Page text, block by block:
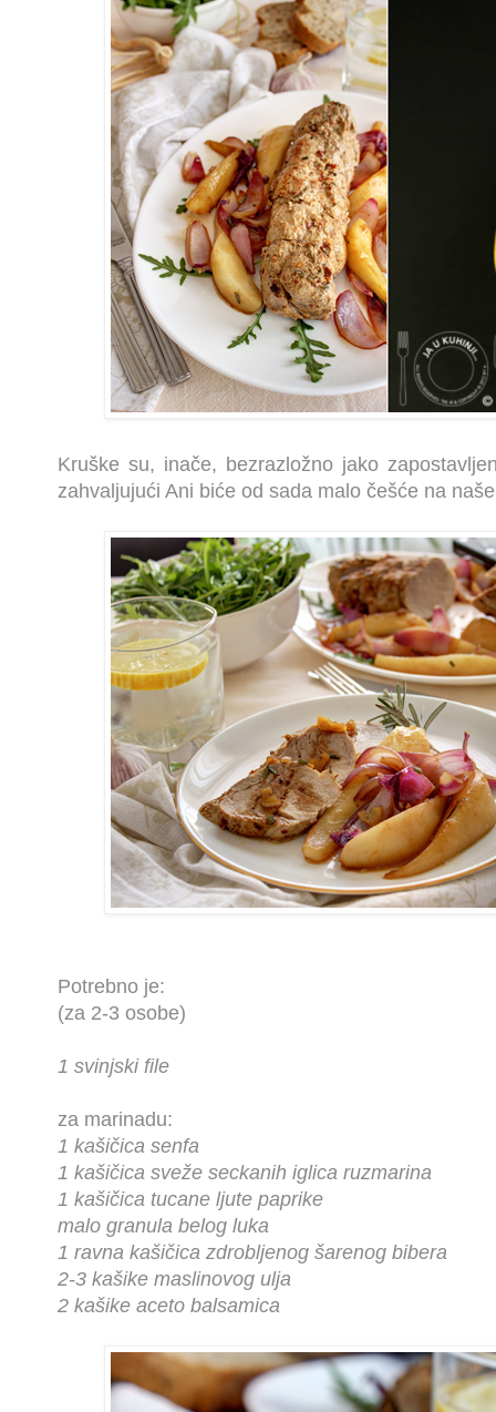
Kruške su, inače, bezrazložno jako
zahvaljujući Ani biće od sada malo češće na
Potrebno je:
(za 2-3 osobe)
1 svinjski file
za marinadu:
1 kašičica senfa
1 kašičica sveže seckanih iglica ruzmarina
1 kašičica tucane ljute paprike
malo granula belog luka
1 ravna kašičica zdrobljenog šarenog bibera
2-3 kašike maslinovog ulja
2 kašike aceto balsamica